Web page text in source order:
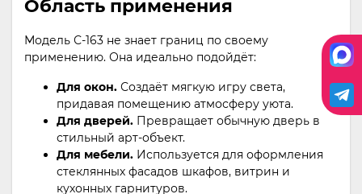
Область применения
Модель С-163 не знает границ по своему
применению. Она идеально подойдёт:
Для окон. Создаёт мягкую игру света,
придавая помещению атмосферу уюта.
Для дверей. Превращает обычную дверь в
стильный арт-объект.
Для мебели. Используется для оформления
стеклянных фасадов шкафов, витрин и
кухонных гарнитуров.